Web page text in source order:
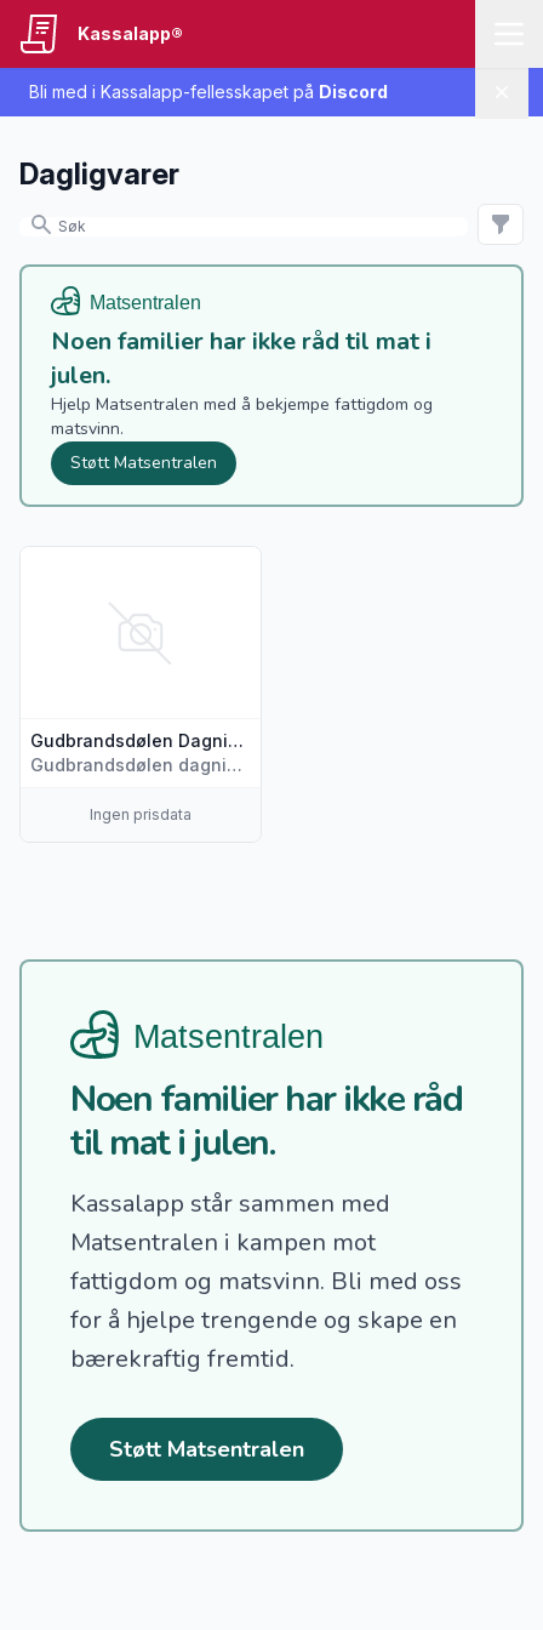
Bli med i Kassalapp-fellesskapet på Discord
Kassalapp®
Dagligvarer
Noen familier har ikke råd til mat i
julen.
Hjelp Matsentralen med å bekjempe fattigdom og
matsvinn.
Støtt Matsentralen
Gudbrandsdølen Dagningen
Gudbrandsdølen dagningen
Ingen prisdata
Noen familier har ikke råd
til mat i julen.
Kassalapp står sammen med
Matsentralen i kampen mot
fattigdom og matsvinn. Bli med oss
for å hjelpe trengende og skape en
bærekraftig fremtid.
Støtt Matsentralen